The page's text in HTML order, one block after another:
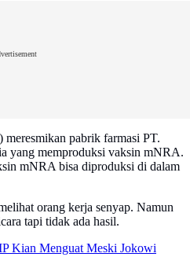
) meresmikan pabrik farmasi PT.
yang memproduksi vaksin mNRA.
mNRA bisa diproduksi di dalam
orang kerja senyap. Namun
tapi tidak ada hasil.
Kian Menguat Meski Jokowi